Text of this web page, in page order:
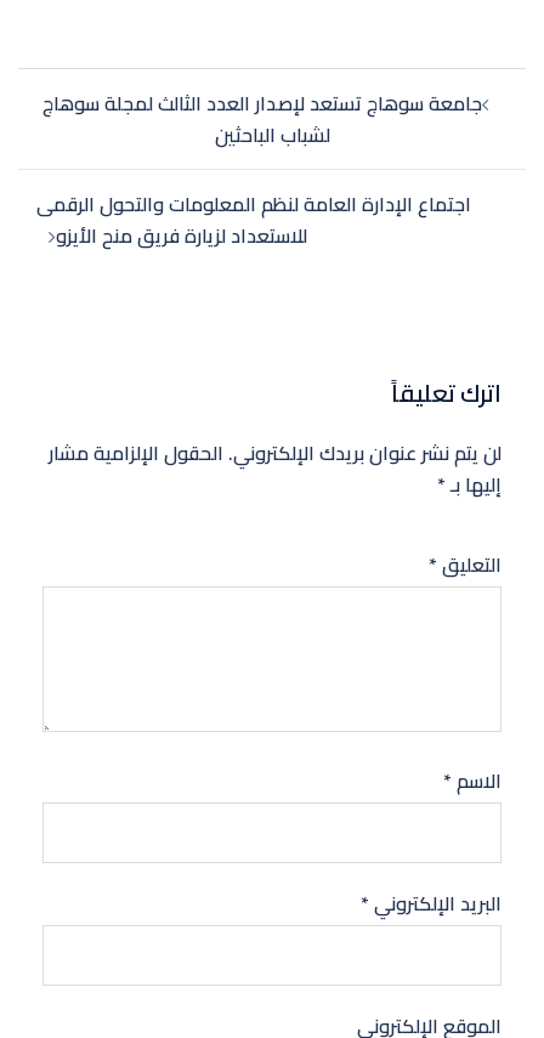
تصفّح
المقالات
جامعة سوهاج تستعد لإصدار العدد الثالث لمجلة سوهاج
لشباب الباحثين
اجتماع الإدارة العامة لنظم المعلومات والتحول الرقمى
للاستعداد لزيارة فريق منح الأيزو
اترك تعليقاً
لن يتم نشر عنوان بريدك الإلكتروني. الحقول الإلزامية مشار
إليها بـ*
التعليق*
الاسم*
البريد الإلكتروني*
الموقع الإلكتروني